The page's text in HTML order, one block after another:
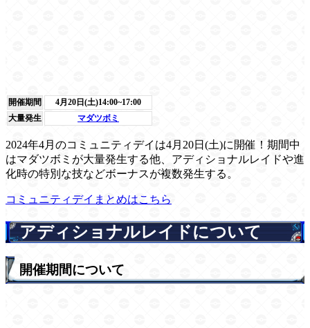
開催期間
4月20日(土)14:00~17:00
大量発生
マダツボミ
2024年4月のコミュニティデイは4月20日(土)に開催！期間中
はマダツボミが大量発生する他、アディショナルレイドや進
化時の特別な技などボーナスが複数発生する。
コミュニティデイまとめはこちら
アディショナルレイドについて
開催期間について